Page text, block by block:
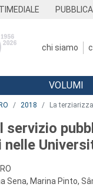
chi siamo
VOLUMI
2018 La
servizio
Sena, Marina Pinto,